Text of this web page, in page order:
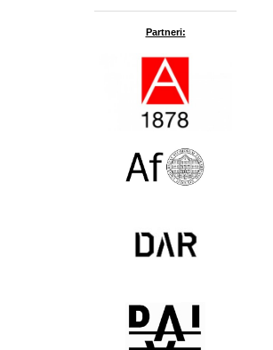
Partneri: